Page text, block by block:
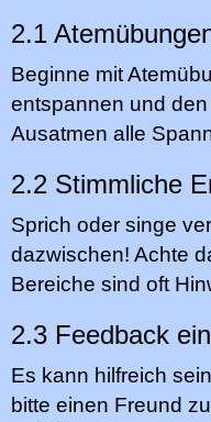
2.1
Beginne mit
entspannen und
Ausatmen alle
2.2 Stimmliche
Sprich oder singe
dazwischen! Achte
Bereiche sind oft
2.3 Feedback
Es kann hilfreich
bitte einen Freund